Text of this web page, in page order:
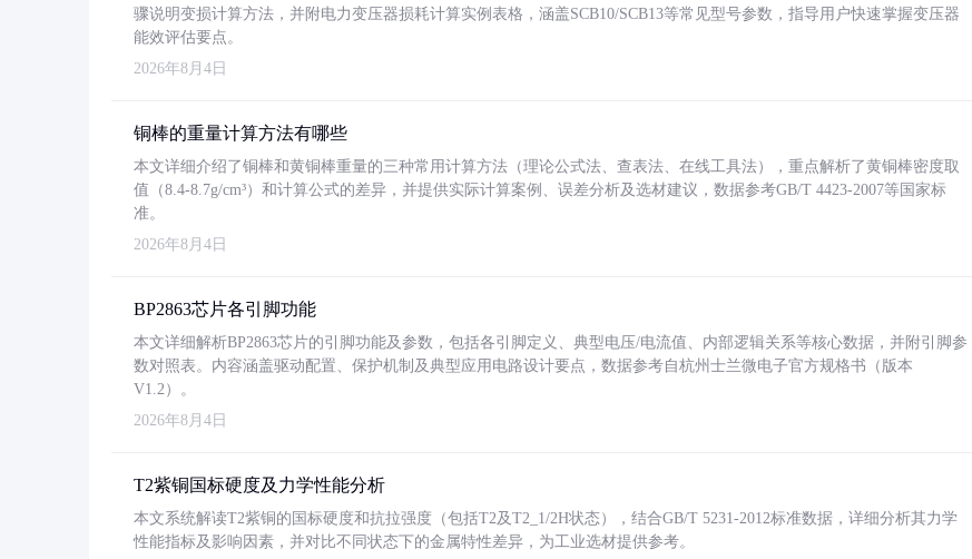
骤说明变损计算方法，并附电力变压器损耗计算实例表格，涵盖SCB10/SCB13等常见型号参数，指导用户快速掌握变压器
能效评估要点。
2026年8月4日
铜棒的重量计算方法有哪些
本文详细介绍了铜棒和黄铜棒重量的三种常用计算方法（理论公式法、查表法、在线工具法），重点解析了黄铜棒密度取
值（8.4-8.7g/cm³）和计算公式的差异，并提供实际计算案例、误差分析及选材建议，数据参考GB/T 4423-2007等国家标
准。
2026年8月4日
BP2863芯片各引脚功能
本文详细解析BP2863芯片的引脚功能及参数，包括各引脚定义、典型电压/电流值、内部逻辑关系等核心数据，并附引脚参
数对照表。内容涵盖驱动配置、保护机制及典型应用电路设计要点，数据参考自杭州士兰微电子官方规格书（版本
V1.2）。
2026年8月4日
T2紫铜国标硬度及力学性能分析
本文系统解读T2紫铜的国标硬度和抗拉强度（包括T2及T2_1/2H状态），结合GB/T 5231-2012标准数据，详细分析其力学
性能指标及影响因素，并对比不同状态下的金属特性差异，为工业选材提供参考。